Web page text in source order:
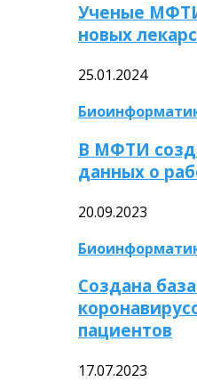
Ученые
новых
25.01.2024
В МФТИ
данных о
20.09.2023
Создана
пациентов
17.07.2023